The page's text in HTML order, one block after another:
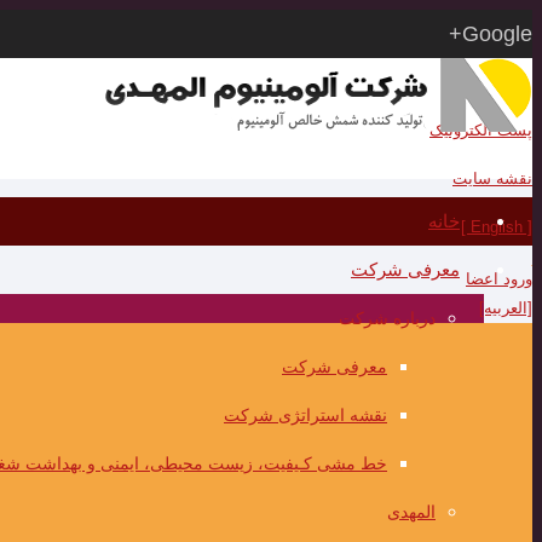
Google+
RSS
پست الکترونیک
نقشه سایت
[ English ] خانه
معرفی شرکت
درباره شرکت
معرفی شرکت
نقشه استراتژی شرکت
خط مشی کـیفیت، زیست محیطی، ایمنی و بهداشت
المهدی
ورود اعضا
[العربیه]